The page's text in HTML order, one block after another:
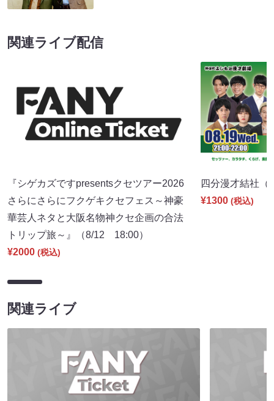
関連ライブ配信
『シゲカズですpresentsクセツアー2026
さらにさらにフクゲキクセフェス～神豪
華芸人ネタと大阪名物神クセ企画の合法
トリップ旅～』（8/12 18:00）
¥2000 (税込)
四分漫才結社
¥1300 (税込)
関連ライブ